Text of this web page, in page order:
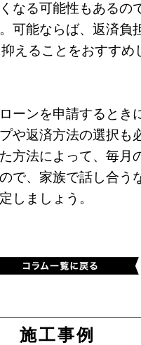
なる可能性もあるの
可能ならば、返済負
えることをおすすめ
ーンを申請するとき
や返済方法の選択も
方法によって、毎月
で、家族で話し合う
しましょう。
施工事例